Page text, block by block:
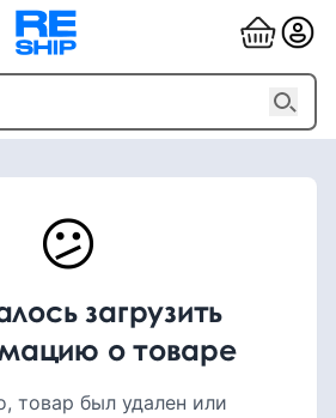
😕
загрузить
о товаре
товар был удален или